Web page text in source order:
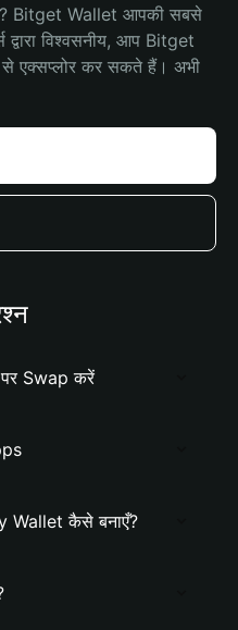
Bitget Wallet आपकी सबसे
विश्वसनीय, आप Bitget
एक्सप्लोर कर सकते हैं। अभी
Swap करें
Wallet कैसे बनाएँ?